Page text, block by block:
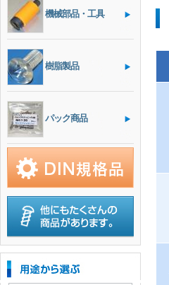
機械部品・工具
樹脂製品
パック商品